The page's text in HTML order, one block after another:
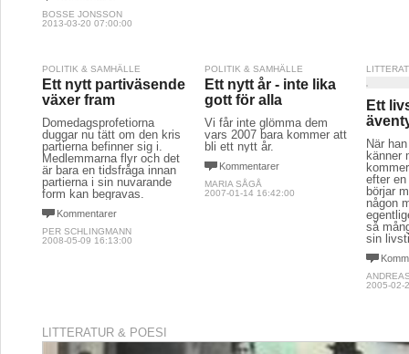
BOSSE JONSSON
2013-03-20 07:00:00
POLITIK & SAMHÄLLE
Ett nytt partiväsende
växer fram
Domedagsprofetiorna
duggar nu tätt om den kris
partierna befinner sig i.
Medlemmarna flyr och det
är bara en tidsfråga innan
partierna i sin nuvarande
form kan begravas.
Kommentarer
PER SCHLINGMANN
2008-05-09 16:13:00
POLITIK & SAMHÄLLE
Ett nytt år - inte lika
gott för alla
Vi får inte glömma dem
vars 2007 bara kommer att
bli ett nytt år.
Kommentarer
MARIA SÅGÅ
2007-01-14 16:42:00
Ett
När
känner
efter
börjar
någon
så
sin
2005-02-
LITTERATUR & POESI